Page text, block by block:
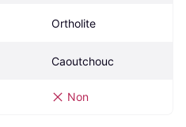
Ortholite
Caoutchouc
Non